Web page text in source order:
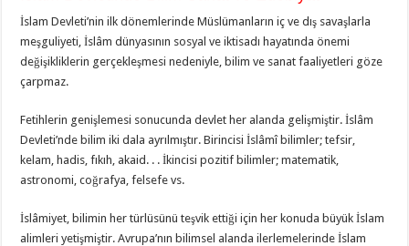
İslam Devleti’nin ilk dönemlerinde Müslümanların iç ve dış savaşlarla
meşguliyeti, İslâm dünyasının sosyal ve iktisadı hayatında önemi
değişikliklerin gerçekleşmesi nedeniyle, bilim ve sanat faaliyetleri göze
çarpmaz.
Fetihlerin genişlemesi sonucunda devlet her alan­da gelişmiştir. İslâm
Devleti’nde bilim iki dala ayrıl­mıştır. Birincisi İslâmî bilimler; tefsir,
kelam, hadis, fıkıh, akaid. . . İkincisi pozitif bilimler; matematik,
astronomi, coğrafya, felsefe vs.
İslâmiyet, bilimin her türlüsünü teşvik ettiği için her konuda büyük İslam
alimleri yetişmiştir. Avrupa’nın bilimsel alanda ilerlemelerinde İslam